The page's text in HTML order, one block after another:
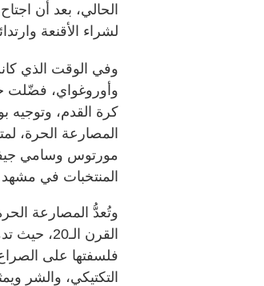
الحالي، بعد أن
لشراء الأقنعة
وفي الوقت الذي
وأوروغواي، فضّلت
كرة القدم، وتوجيه
المصارعة الحرة،
مورتوس وسامي
المنتخبات في
وتُعدُّ المصارعة
القرن
فلسفتها على
التكتيكي، والشر